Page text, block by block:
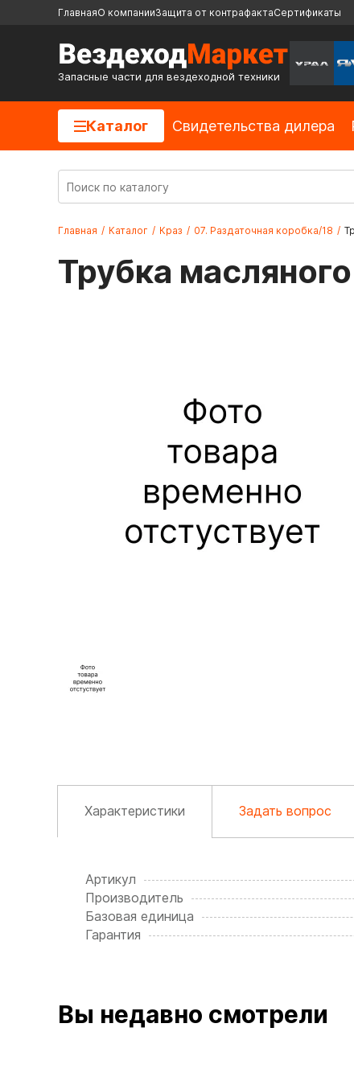
ГлавнаяО компанииЗащита от контрафактаСертификаты
Запасные части для вездеходной техники
Каталог Cвидетельства дилера
Главная / Каталог / Краз / 07. Раздаточная коробка/18 /
Трубка
Характеристики Задать вопрос
Артикул
Производитель
Базовая единица
Гарантия
Вы недавно смотрели